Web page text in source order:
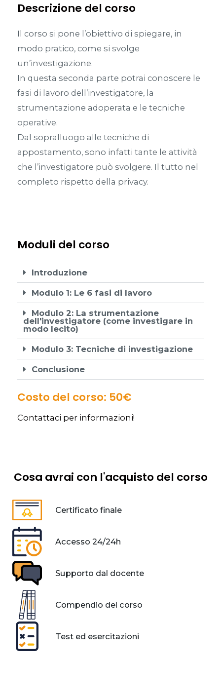
Descrizione del corso
Il corso si pone l’obiettivo di spiegare, in
modo pratico, come si svolge
un’investigazione.
In questa seconda parte potrai conoscere le
fasi di lavoro dell’investigatore, la
strumentazione adoperata e le tecniche
operative.
Dal sopralluogo alle tecniche di
appostamento, sono infatti tante le attività
che l’investigatore può svolgere. Il tutto nel
completo rispetto della privacy.
Moduli del corso
Introduzione
Modulo 1: Le 6 fasi di lavoro
Modulo 2: La strumentazione
dell'investigatore (come investigare in
modo lecito)
Modulo 3: Tecniche di investigazione
Conclusione
Costo del corso: 50€
Contattaci per informazioni!
Cosa avrai con l'acquisto del corso
Certificato finale
Accesso 24/24h
Supporto dal docente
Compendio del corso
Test ed esercitazioni